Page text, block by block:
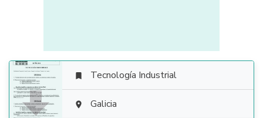

 Tecnología Industrial
 Galicia